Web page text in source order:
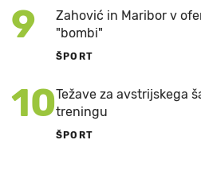
9
Zahović in Maribor v
"bombi"
ŠPORT
10Težave za avstrijskega
treningu
ŠPORT